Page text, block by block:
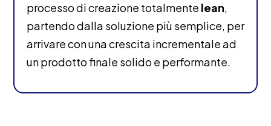
processo di creazione totalmente lean,
partendo dalla soluzione più semplice, per
arrivare con una crescita incrementale ad
un prodotto finale solido e performante.